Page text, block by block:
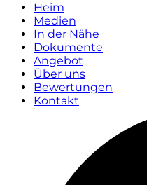
Heim
Medien
In der Nähe
Dokumente
Angebot
Über uns
Bewertungen
Kontakt